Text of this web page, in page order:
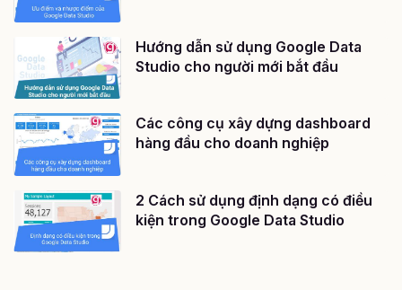
Hướng dẫn sử dụng Google Data
Studio cho người mới bắt đầu
Các công cụ xây dựng dashboard
hàng đầu cho doanh nghiệp
2 Cách sử dụng định dạng có điều
kiện trong Google Data Studio